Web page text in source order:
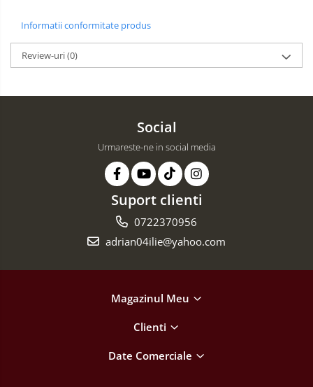
Informatii conformitate produs
Review-uri(0)
Social
Urmareste-ne in social media
Suport clienti
0722370956
adrian04ilie@yahoo.com
Magazinul Meu
Clienti
Date Comerciale